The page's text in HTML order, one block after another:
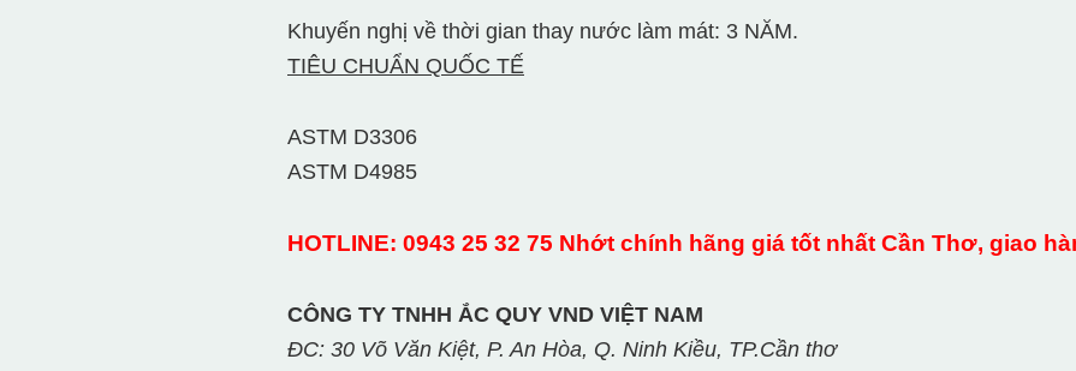
Khuyến nghị về thời gian thay nước làm mát: 3 NĂM.
TIÊU CHUẨN QUỐC TẾ
ASTM D3306
ASTM D4985
HOTLINE: 0943 25 32 75 Nhớt chính hãng giá tốt nhất Cần Thơ, giao
CÔNG TY TNHH ẮC QUY VND VIỆT NAM
ĐC: 30 Võ Văn Kiệt, P. An Hòa, Q. Ninh Kiều, TP.Cần thơ